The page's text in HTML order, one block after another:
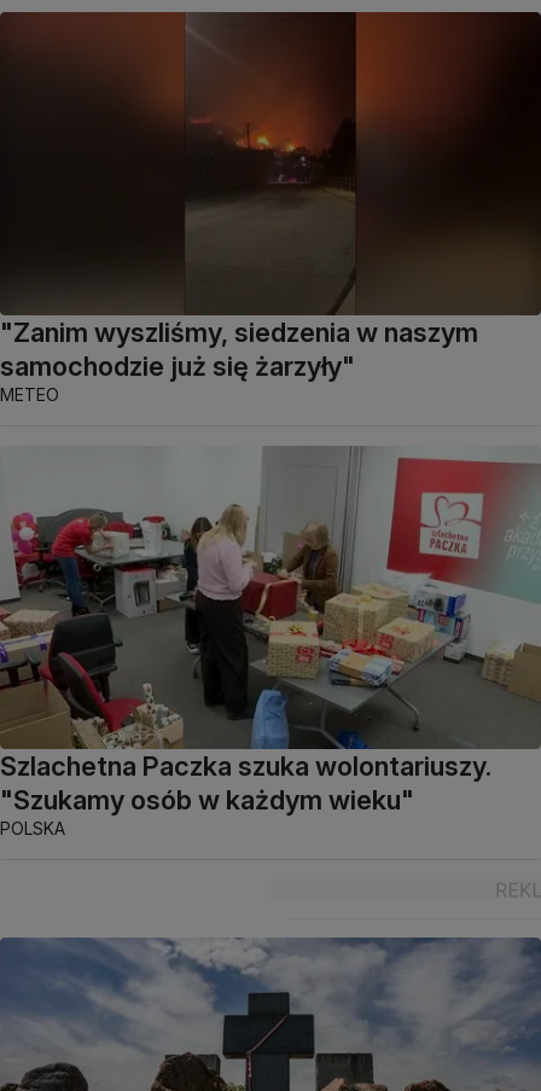
"Zanim wyszliśmy, siedzenia w naszym
samochodzie już się żarzyły"
METEO
Szlachetna Paczka szuka wolontariuszy.
"Szukamy osób w każdym wieku"
POLSKA